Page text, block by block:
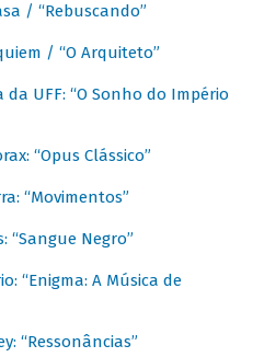
/ “Rebuscando”
/ “O Arquiteto”
da UFF: “O Sonho do Império
“Opus Clássico”
“Movimentos”
“Sangue Negro”
“Enigma: A Música de
“Ressonâncias”